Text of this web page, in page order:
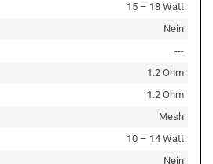
15 – 18 Watt
Nein
---
1.2 Ohm
1.2 Ohm
Mesh
10 – 14 Watt
Nein